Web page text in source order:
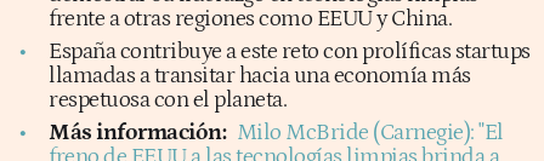
frente a otras regiones como EEUU y China.
España contribuye a este reto con prolíficas startups
llamadas a transitar hacia una economía más
respetuosa con el planeta.
Más información: Milo McBride (Carnegie): "El